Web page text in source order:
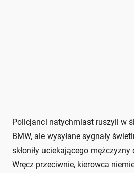
Policjanci natychmiast ruszyli w
BMW, ale wysyłane sygnały
skłoniły uciekającego
Wręcz przeciwnie, kierowca